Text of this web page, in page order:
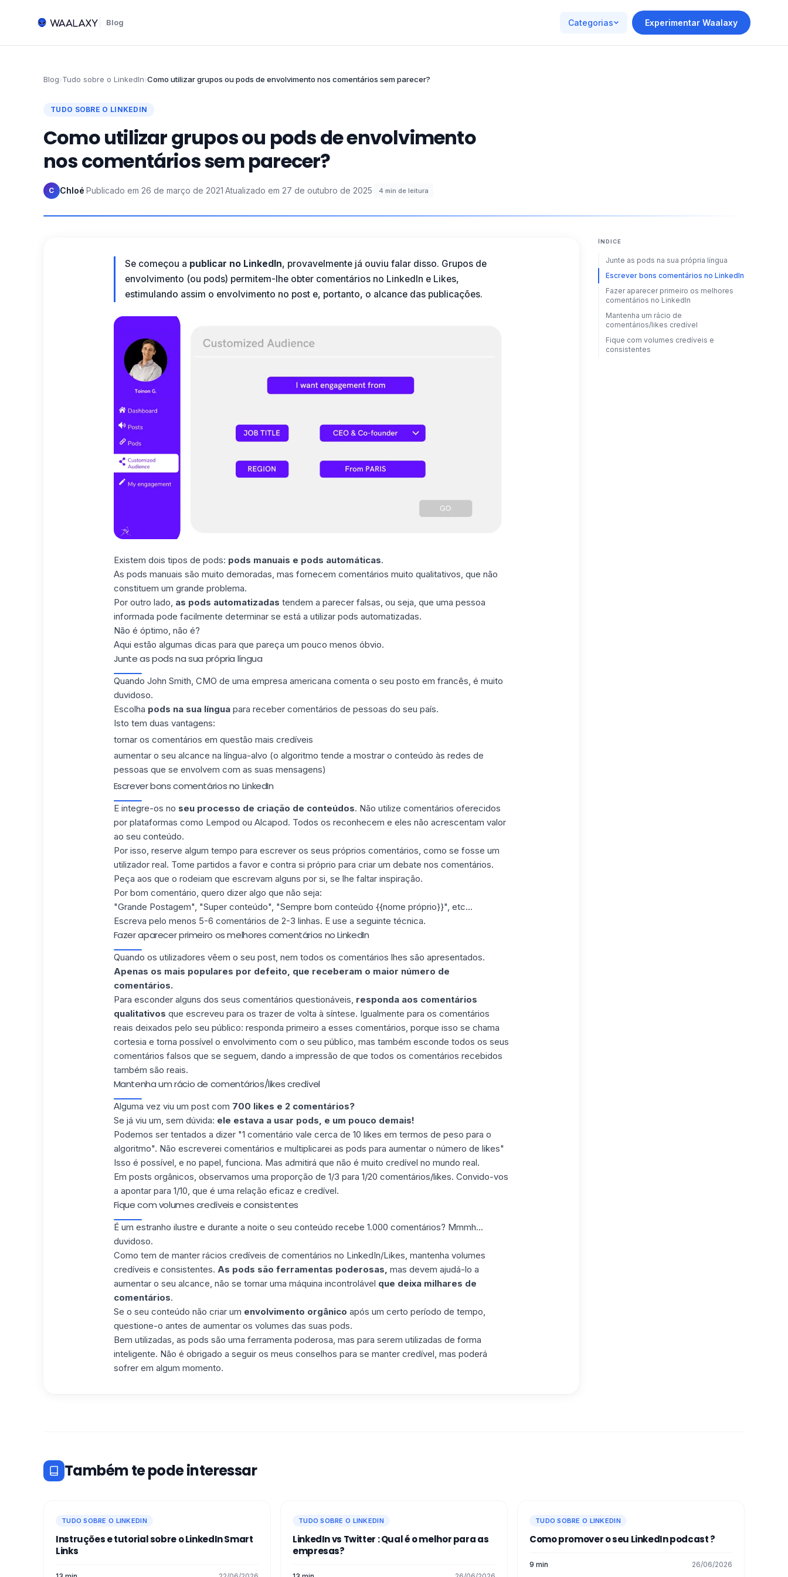
Blog Categorias Experimentar Waalaxy
Blog›Tudo sobre o LinkedIn›Como utilizar grupos ou pods de envolvimento nos comentários sem parecer?
TUDO SOBRE O LINKEDIN
Como utilizar grupos ou pods de envolvimento
nos comentários sem parecer?
C Chloé·Publicado em 26 de março de 2021·Atualizado em 27 de outubro de 2025· 4 min de leitura
Se começou a publicar no LinkedIn, provavelmente já ouviu falar disso. Grupos de
envolvimento (ou pods) permitem-lhe obter comentários no LinkedIn e Likes,
estimulando assim o envolvimento no post e, portanto, o alcance das publicações.
Existem dois tipos de pods: pods manuais e pods automáticas.
As pods manuais são muito demoradas, mas fornecem comentários muito qualitativos, que não
constituem um grande problema.
Por outro lado, as pods automatizadas tendem a parecer falsas, ou seja, que uma pessoa
informada pode facilmente determinar se está a utilizar pods automatizadas.
Não é óptimo, não é?
Aqui estão algumas dicas para que pareça um pouco menos óbvio.
Junte as pods na sua própria língua
Quando John Smith, CMO de uma empresa americana comenta o seu posto em francês, é muito
duvidoso.
Escolha pods na sua línguapara receber comentários de pessoas do seu país.
Isto tem duas vantagens:
tornar os comentários em questão mais credíveis
aumentar o seu alcance na língua-alvo (o algoritmo tende a mostrar o conteúdo às redes de
pessoas que se envolvem com as suas mensagens)
Escrever bons comentários no LinkedIn
E integre-os no seu processo de criação de conteúdos. Não utilize comentários oferecidos
por plataformas como Lempod ou Alcapod. Todos os reconhecem e eles não acrescentam valor
ao seu conteúdo.
Por isso, reserve algum tempo para escrever os seus próprios comentários, como se fosse um
utilizador real. Tome partidos a favor e contra si próprio para criar um debate nos comentários.
Peça aos que o rodeiam que escrevam alguns por si, se lhe faltar inspiração.
Por bom comentário, quero dizer algo que não seja:
"Grande Postagem", "Super conteúdo", "Sempre bom conteúdo {{nome próprio}}", etc...
Escreva pelo menos 5-6 comentários de 2-3 linhas. E use a seguinte técnica.
Fazer aparecer primeiro os melhores comentários no LinkedIn
Quando os utilizadores vêem o seu post, nem todos os comentários lhes são apresentados.
Apenas os mais populares por defeito, que receberam o maior número de
comentários.
Para esconder alguns dos seus comentários questionáveis, responda aos comentários
qualitativos que escreveu para os trazer de volta à síntese. Igualmente para os comentários
reais deixados pelo seu público: responda primeiro a esses comentários, porque isso se chama
cortesia e torna possível o envolvimento com o seu público, mas também esconde todos os seus
comentários falsos que se seguem, dando a impressão de que todos os comentários recebidos
também são reais.
Mantenha um rácio de comentários/likes credível
Alguma vez viu um post com 700 likes e 2 comentários?
Se já viu um, sem dúvida: ele estava a usar pods, e um pouco demais!
Podemos ser tentados a dizer "1 comentário vale cerca de 10 likes em termos de peso para o
algoritmo". Não escreverei comentários e multiplicarei as pods para aumentar o número de likes"
Isso é possível, e no papel, funciona. Mas admitirá que não é muito credível no mundo real.
Em posts orgânicos, observamos uma proporção de 1/3 para 1/20 comentários/likes. Convido-vos
a apontar para 1/10, que é uma relação eficaz e credível.
Fique com volumes credíveis e consistentes
É um estranho ilustre e durante a noite o seu conteúdo recebe 1.000 comentários? Mmmh...
duvidoso.
Como tem de manter rácios credíveis de comentários no LinkedIn/Likes, mantenha volumes
credíveis e consistentes. As pods são ferramentas poderosas, mas devem ajudá-lo a
aumentar o seu alcance, não se tornar uma máquina incontrolável que deixa milhares de
comentários.
Se o seu conteúdo não criar um envolvimento orgânico após um certo período de tempo,
questione-o antes de aumentar os volumes das suas pods.
Bem utilizadas, as pods são uma ferramenta poderosa, mas para serem utilizadas de forma
inteligente. Não é obrigado a seguir os meus conselhos para se manter credível, mas poderá
sofrer em algum momento.
ÍNDICE
Junte as pods na sua própria língua
Escrever bons comentários no LinkedIn
Fazer aparecer primeiro os melhores
comentários no LinkedIn
Mantenha um rácio de
comentários/likes credível
Fique com volumes credíveis e
consistentes
Também te pode interessar
TUDO SOBRE O LINKEDIN
Instruções e tutorial sobre o LinkedIn Smart
Links
TUDO SOBRE O LINKEDIN
LinkedIn vs Twitter : Qual é o melhor para as
empresas?
TUDO SOBRE O LINKEDIN
Como promover o seu LinkedIn podcast ?
9 min 26/06/2026